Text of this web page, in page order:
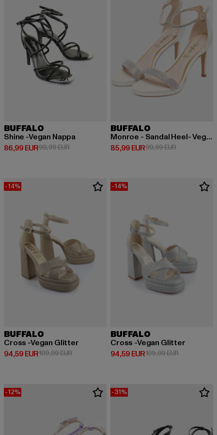
BUFFALO
Shine -Vegan Nappa
86,99 EUR
Derzeitiger Preis: 86,99 EUR
99,99 EURAktionspreis: 99,99 EUR
BUFFALO
Monroe - Sandal Heel- Vegan Nappa
85,99 EUR
Derzeitiger Preis: 85,99 EUR
99,99 EURAktionspreis:
-14%
BUFFALO
Cross -Vegan Glitter
94,59 EUR
Derzeitiger Preis: 94,59 EUR
109,99 EURAktionspreis: 109,99 EUR
-14%
BUFFALO
Cross -Vegan Glitter
94,59 EUR
Derzeitiger Preis: 94,59 EUR
109,99 EUR
-12% -31%